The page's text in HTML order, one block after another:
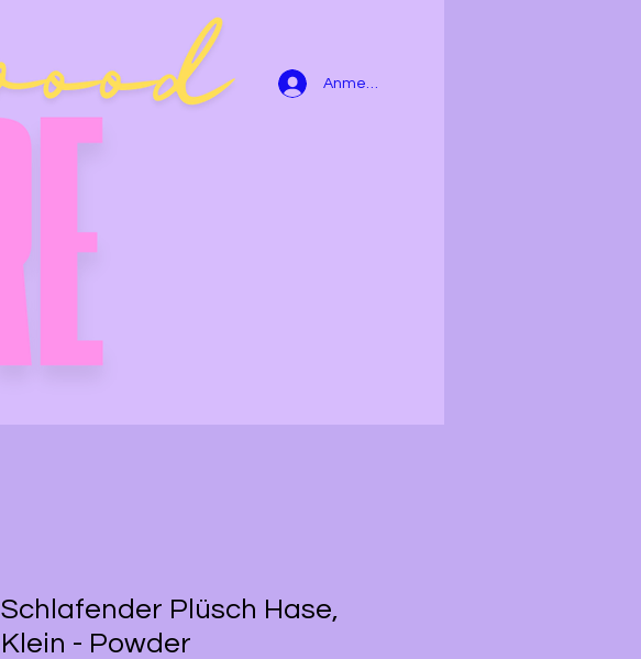
Anmelden
Schlafender Plüsch Hase,
Klein - Powder